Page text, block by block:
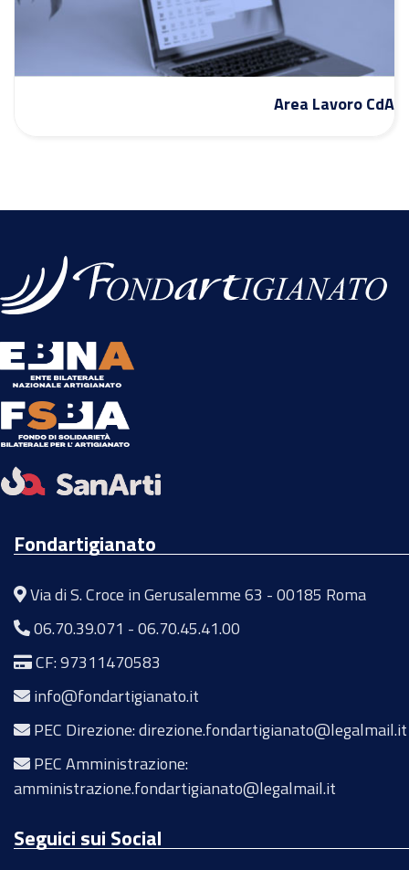
Area Lavoro CdA
Fondartigianato
Via di S. Croce in Gerusalemme 63 - 00185 Roma
06.70.39.071 -06.70.45.41.00
CF: 97311470583
info@fondartigianato.it
PEC Direzione: direzione.fondartigianato@legalmail.it
PEC Amministrazione:
amministrazione.fondartigianato@legalmail.it
Seguici sui Social